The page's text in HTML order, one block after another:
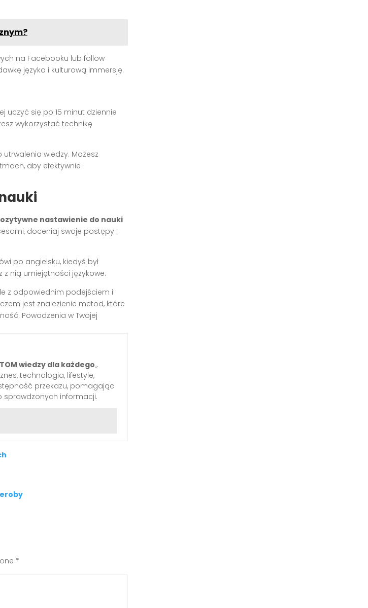
na Facebooku lub follow
języka i kulturową immersję.
uczyć się po 15 minut dziennie
wykorzystać technikę
wiedzy. Możesz
aby efektywnie
nastawienie do nauki
doceniaj swoje postępy i
po angielsku, kiedyś był
nią umiejętności językowe.
z odpowiednim podejściem i
jest znalezienie metod, które
Powodzenia w Twojej
TOM wiedzy dla każdego„.
technologia, lifestyle,
przekazu, pomagając
informacji.
*